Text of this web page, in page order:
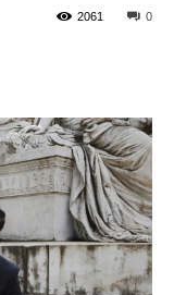
0
2061